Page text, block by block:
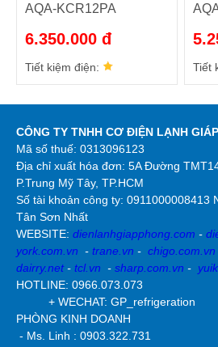
AQA-KCR12PA
6.350.000 đ
Tiết kiệm điện: Tiết
CÔNG TY TNHH CƠ ĐIỆN LẠNH
Mã số thuế: 0313096123
Địa chỉ xuất hóa đơn: 5A Đường
P.Trung Mỹ Tây, TP.HCM
Số tài khoản công ty: 0911000008413
Tân Sơn Nhất
WEBSITE: dienlanhgiapphong.com -
york.com.vn - trane.vn - chigo.com.vn
dairry.net- tcl.vn - sharp.com.vn -
HOTLINE: 0966.073.073
+ WECHAT: GP_refrigeration
PHÒNG KINH DOANH
- Ms. Linh : 0903.322.731